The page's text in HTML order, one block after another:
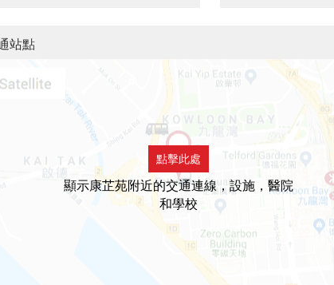
站點
點擊此處
顯示康芷苑附近的交通連線，設施，醫院
和學校